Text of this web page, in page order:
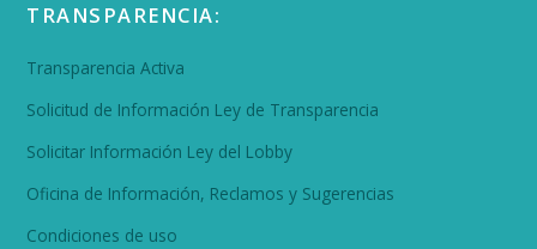
TRANSPARENCIA:
Transparencia Activa
Solicitud de Información Ley de Transparencia
Solicitar Información Ley del Lobby
Oficina de Información, Reclamos y Sugerencias
Condiciones de uso